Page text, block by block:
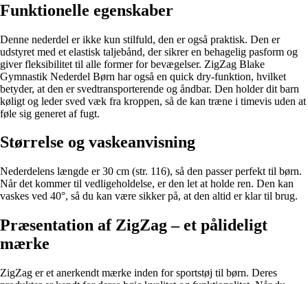
Funktionelle egenskaber
Denne nederdel er ikke kun stilfuld, den er også praktisk. Den er
udstyret med et elastisk taljebånd, der sikrer en behagelig pasform og
giver fleksibilitet til alle former for bevægelser. ZigZag Blake
Gymnastik Nederdel Børn har også en quick dry-funktion, hvilket
betyder, at den er svedtransporterende og åndbar. Den holder dit barn
køligt og leder sved væk fra kroppen, så de kan træne i timevis uden at
føle sig generet af fugt.
Størrelse og vaskeanvisning
Nederdelens længde er 30 cm (str. 116), så den passer perfekt til børn.
Når det kommer til vedligeholdelse, er den let at holde ren. Den kan
vaskes ved 40°, så du kan være sikker på, at den altid er klar til brug.
Præsentation af ZigZag – et pålideligt
mærke
ZigZag er et anerkendt mærke inden for sportstøj til børn. Deres